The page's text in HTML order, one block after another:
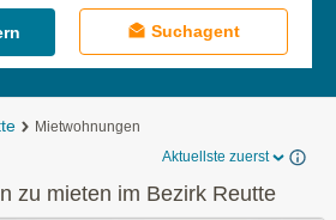
Suchagent
Mietwohnungen
Aktuellste zuerst
zu mieten im Bezirk Reutte